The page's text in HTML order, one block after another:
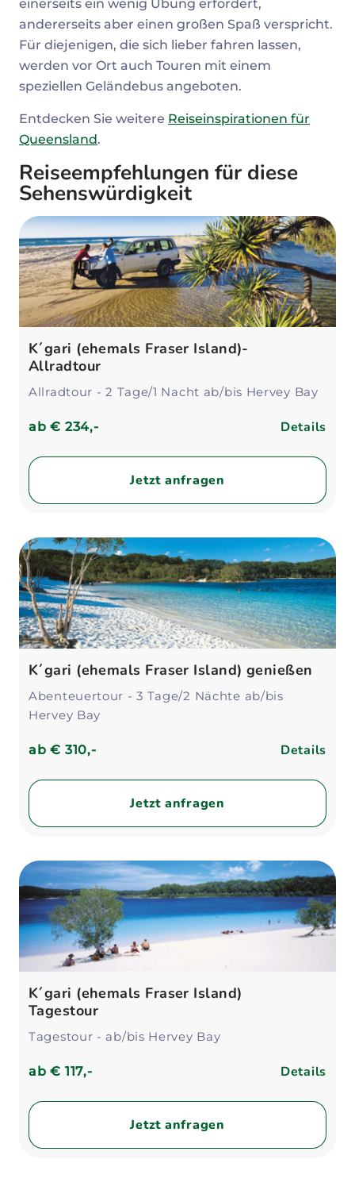
einerseits ein wenig Übung erfordert,
andererseits aber einen großen Spaß verspricht.
Für diejenigen, die sich lieber fahren lassen,
werden vor Ort auch Touren mit einem
speziellen Geländebus angeboten.
Entdecken Sie weitere Reiseinspirationen für
Queensland.
Reiseempfehlungen für diese
Sehenswürdigkeit
K´gari (ehemals Fraser Island)-
Allradtour
Allradtour - 2 Tage/1 Nacht ab/bis Hervey Bay
ab€ 234,- Details
Jetzt anfragen
K´gari (ehemals Fraser Island) genießen
Abenteuertour - 3 Tage/2 Nächte ab/bis
Hervey Bay
ab€ 310,- Details
Jetzt anfragen
K´gari (ehemals Fraser Island)
Tagestour
Tagestour - ab/bis Hervey Bay
ab€ 117,- Details
Jetzt anfragen